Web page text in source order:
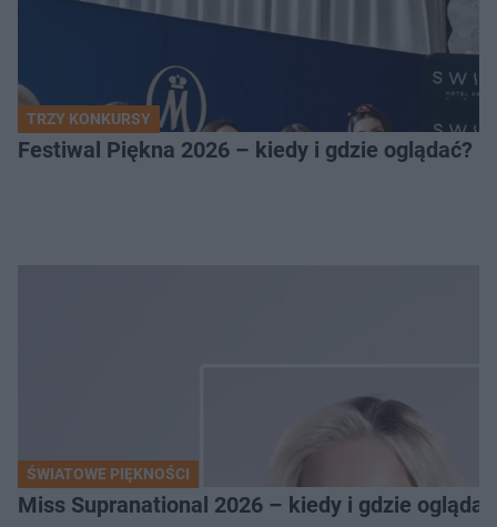
TRZY KONKURSY
Festiwal Piękna 2026 – kiedy i gdzie oglądać?
ŚWIATOWE PIĘKNOŚCI
Miss Supranational 2026 – kiedy i gdzie